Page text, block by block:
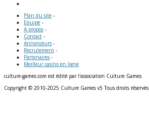
Plan du site -
Equipe -
A propos -
Contact -
Annonceurs -
Recrutement -
Partenaires -
Meilleur casino en ligne
culture-games.com est édité par l'association Culture Games
Copyright © 2010-2025 Culture Games v5 Tous droits réservés.